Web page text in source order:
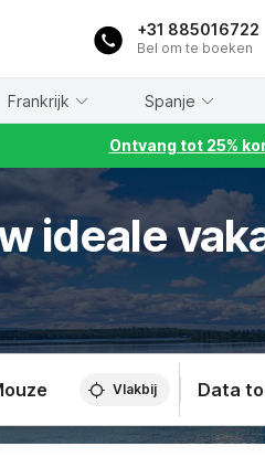
+31 885016722
Bel om te boeken
Frankrijk Spanje
Ontvang tot 25%
ideale
Vlakbij Data